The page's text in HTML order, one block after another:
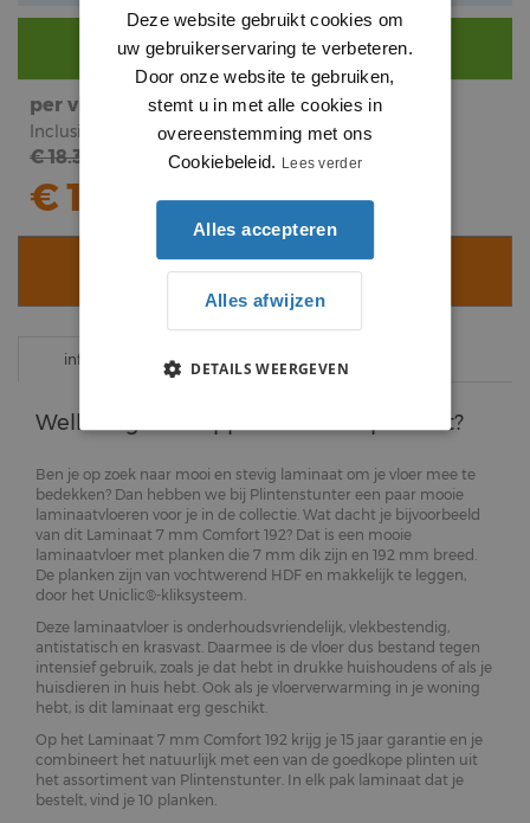
Nog €290voor gratis bezorging.
per vierkante meter
Inclusief BTW
€ 18.31
€ 14.51
subtotaal
Inclusief BTW
€35
VOEG TOE AAN WINKELWAGEN
informatie
Welke eigenschappen heeft dit product?
Ben je op zoek naar mooi en stevig laminaat om je vloer mee te
bedekken? Dan hebben we bij Plintenstunter een paar mooie
laminaatvloeren voor je in de collectie. Wat dacht je bijvoorbeeld
van dit Laminaat 7 mm Comfort 192? Dat is een mooie
laminaatvloer met planken die 7 mm dik zijn en 192 mm breed.
De planken zijn van vochtwerend HDF en makkelijk te leggen,
door het Uniclic®-kliksysteem.
Deze laminaatvloer is onderhoudsvriendelijk, vlekbestendig,
antistatisch en krasvast. Daarmee is de vloer dus bestand tegen
intensief gebruik, zoals je dat hebt in drukke huishoudens of als je
huisdieren in huis hebt. Ook als je vloerverwarming in je woning
hebt, is dit laminaat erg geschikt.
Op het Laminaat 7 mm Comfort 192 krijg je 15 jaar garantie en je
combineert het natuurlijk met een van de goedkope plinten uit
het assortiment van Plintenstunter. In elk pak laminaat dat je
bestelt, vind je 10 planken.
Deze website gebruikt cookies om
uw gebruikerservaring te verbeteren.
Door onze website te gebruiken,
stemt u in met alle cookies in
overeenstemming met ons
Cookiebeleid. Lees verder
Alles accepteren
Alles afwijzen
DETAILS WEERGEVEN